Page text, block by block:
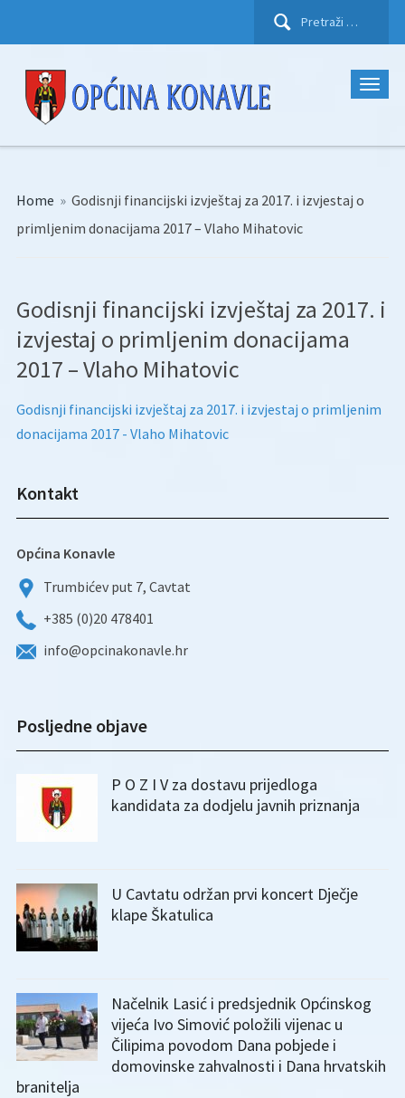
Pretraži:
Home » Godisnji financijski izvještaj za 2017. i izvjestaj o
primljenim donacijama 2017 – Vlaho Mihatovic
Godisnji financijski izvještaj za 2017. i
izvjestaj o primljenim donacijama
2017 – Vlaho Mihatovic
Godisnji financijski izvještaj za 2017. i izvjestaj o primljenim
donacijama 2017 - Vlaho Mihatovic
Kontakt
Općina Konavle
Trumbićev put 7, Cavtat
+385 (0)20 478401
info@opcinakonavle.hr
Posljedne objave
P O Z I V za dostavu prijedloga
kandidata za dodjelu javnih priznanja
U Cavtatu održan prvi koncert Dječje
klape Škatulica
Načelnik Lasić i predsjednik Općinskog
vijeća Ivo Simović položili vijenac u
Čilipima povodom Dana pobjede i
domovinske zahvalnosti i Dana hrvatskih
branitelja